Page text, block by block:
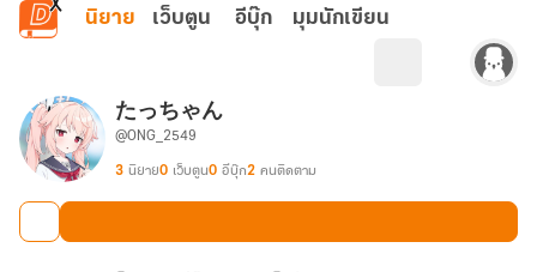
ข้ามไปยังเนื้อหาหลัก
นิยาย เว็บตูน อีบุ๊ก มุมนักเขียน
たっちゃん
@ONG_2549
3 นิยาย0 เว็บตูน0 อีบุ๊ก2 คนติดตาม